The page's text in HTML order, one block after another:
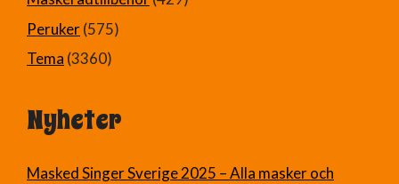
Peruker(575)
Tema (3360)
Nyheter
Masked Singer Sverige 2025 – Alla masker och